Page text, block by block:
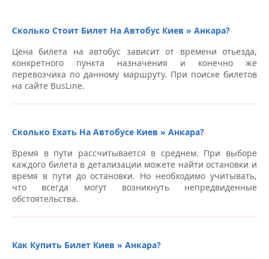
Автовокзалы Киев
Станция метро “Вырлица” (по направлению в сторону
Борисполя) – Автовокзалы Киев
Станция метро “Позняки”, пр-т Николая Бажана –
Автобусная остановка, Троещина, пр-т Маяковского,
43/2 – Автовокзалы Киев
Станция метро “Вырлица”, пр-т Николая Бажана –
Автовокзалы Киев
Автобусная остановка, ул. Льва Толстого, 63 –
Автовокзалы Киев
Сколько Стоит Билет На Автобус Киев » Анкара?
Цена билета на автобус зависит от времени отьезда,
конкретного пункта назначения и конечно же
перевозчика по данному маршруту. При поиске билетов
на сайте BusLine.
Сколько Ехать На Автобусе Киев » Анкара?
Время в пути рассчитывается в среднем. При выборе
каждого билета в детализации можете найти остановки и
время в пути до остановки. Но необходимо учитывать,
что всегда могут возникнуть непредвиденные
обстоятельства.
Как Купить Билет Киев » Анкара?